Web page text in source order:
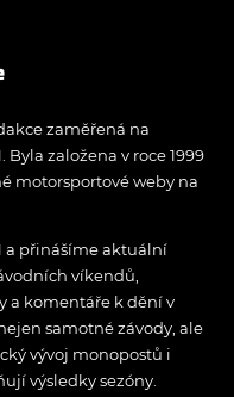
zaměřená na
založena v roce 1999
motorsportové weby na
a přinášíme aktuální
víkendů,
a komentáře k dění v
samotné závody, ale
vývoj monopostů i
výsledky sezóny.